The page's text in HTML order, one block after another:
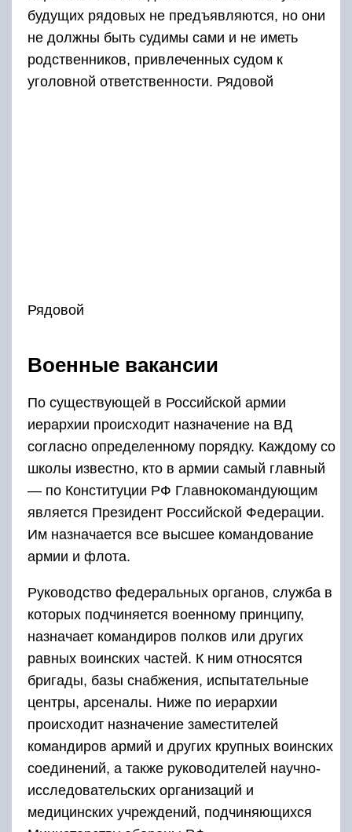
будущих рядовых не предъявляются, но они
не должны быть судимы сами и не иметь
родственников, привлеченных судом к
уголовной ответственности. Рядовой
Рядовой
Военные вакансии
По существующей в Российской армии
иерархии происходит назначение на ВД
согласно определенному порядку. Каждому со
школы известно, кто в армии самый главный
— по Конституции РФ Главнокомандующим
является Президент Российской Федерации.
Им назначается все высшее командование
армии и флота.
Руководство федеральных органов, служба в
которых подчиняется военному принципу,
назначает командиров полков или других
равных воинских частей. К ним относятся
бригады, базы снабжения, испытательные
центры, арсеналы. Ниже по иерархии
происходит назначение заместителей
командиров армий и других крупных воинских
соединений, а также руководителей научно-
исследовательских организаций и
медицинских учреждений, подчиняющихся